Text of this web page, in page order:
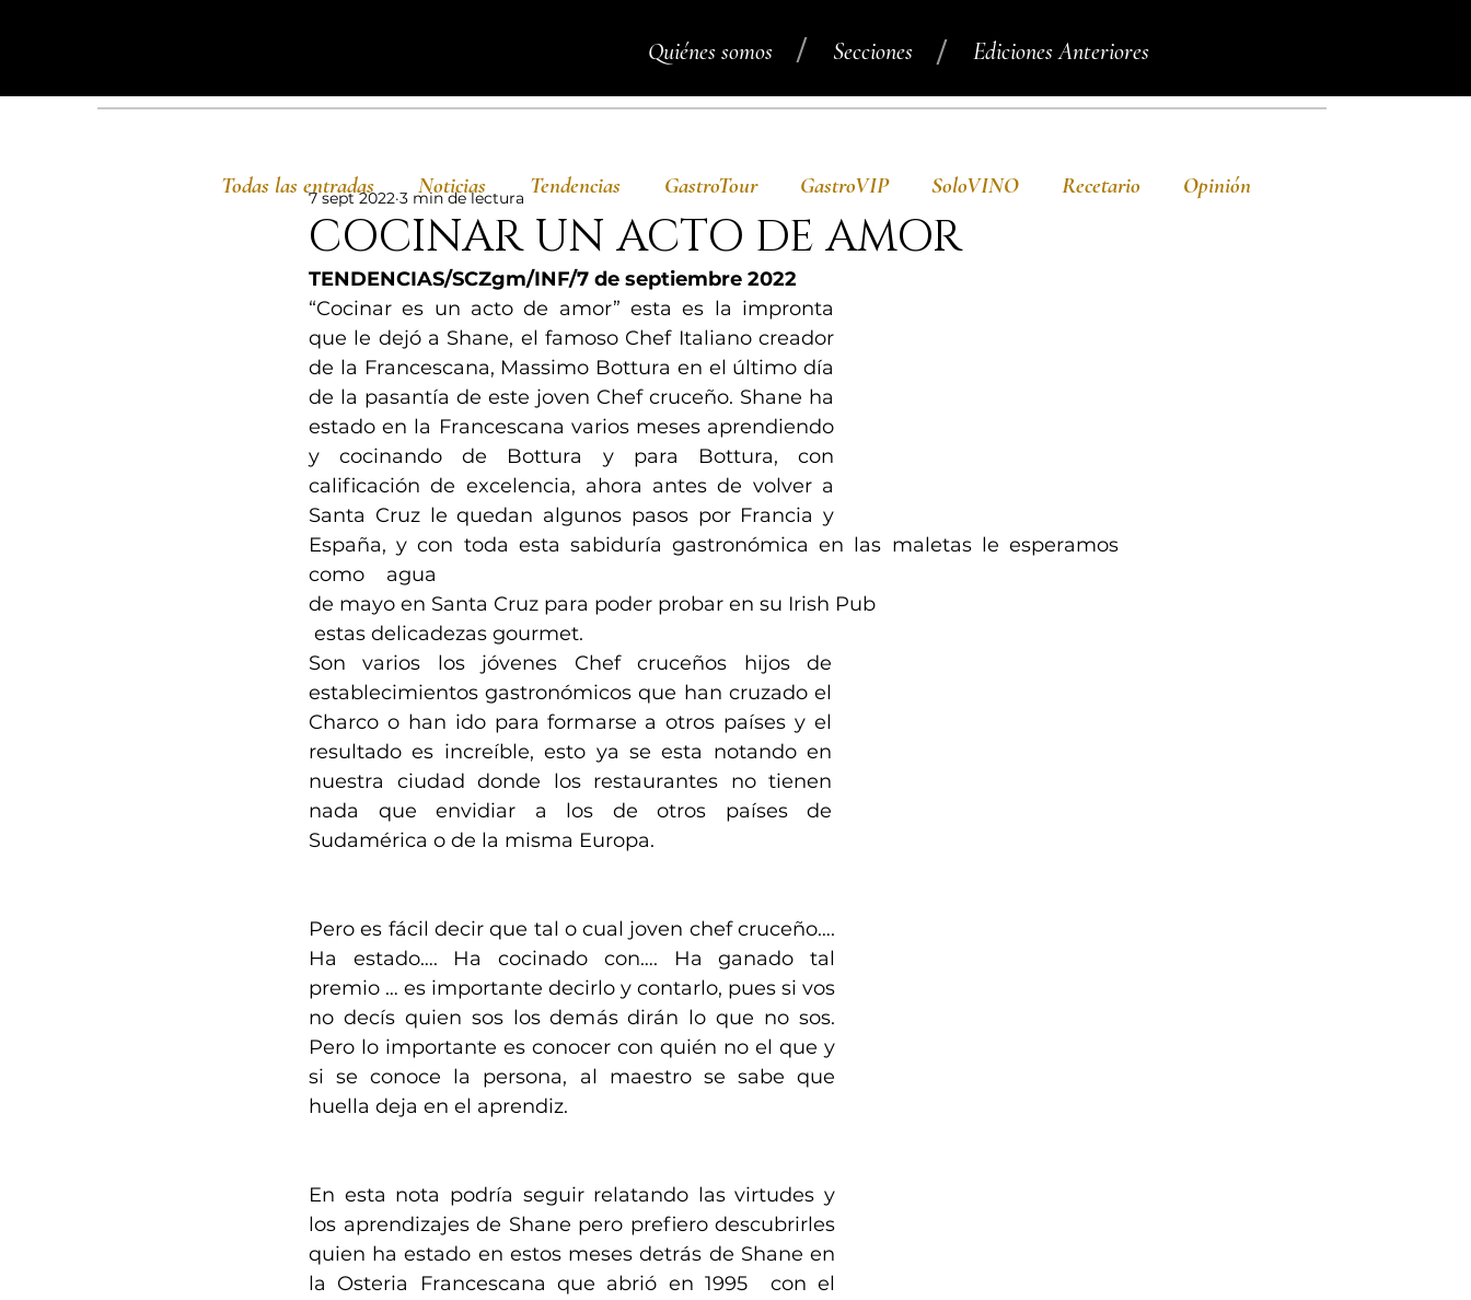
Quiénes somos Secciones Ediciones Anteriores
/ /
COCINAR UN ACTO DE AMOR
7 sept 2022 3 min de lectura
TENDENCIAS/SCZgm/INF/7 de septiembre 2022
“Cocinar es un acto de amor” esta es la impronta
que le dejó a Shane, el famoso Chef Italiano creador
de la Francescana, Massimo Bottura en el último día
de la pasantía de este joven Chef cruceño. Shane ha
estado en la Francescana varios meses aprendiendo
y cocinando de Bottura y para Bottura, con
calificación de excelencia, ahora antes de volver a
Santa Cruz le quedan algunos pasos por Francia y
España, y con toda esta sabiduría gastronómica en las maletas le esperamos
como    agua
de mayo en Santa Cruz para poder probar en su Irish Pub
estas delicadezas gourmet.
Son varios los jóvenes Chef cruceños hijos de
establecimientos gastronómicos que han cruzado el
Charco o han ido para formarse a otros países y el
resultado es increíble, esto ya se esta notando en
nuestra ciudad donde los restaurantes no tienen
nada que envidiar a los de otros países de
Sudamérica o de la misma Europa.
Pero es fácil decir que tal o cual joven chef cruceño….
Ha estado…. Ha cocinado con…. Ha ganado tal
premio … es importante decirlo y contarlo, pues si vos
no decís quien sos los demás dirán lo que no sos.
Pero lo importante es conocer con quién no el que y
si se conoce la persona, al maestro se sabe que
huella deja en el aprendiz.
En esta nota podría seguir relatando las virtudes y
los aprendizajes de Shane pero prefiero descubrirles
quien ha estado en estos meses detrás de Shane en
la Osteria Francescana que abrió en 1995  con el
Todas las entradas Noticias Tendencias GastroTour GastroVIP SoloVINO Recetario Opinión